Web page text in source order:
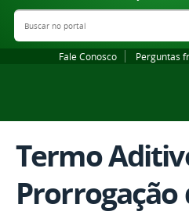
Buscar no portal
Fale Conosco Perguntas
Termo
Prorrogação